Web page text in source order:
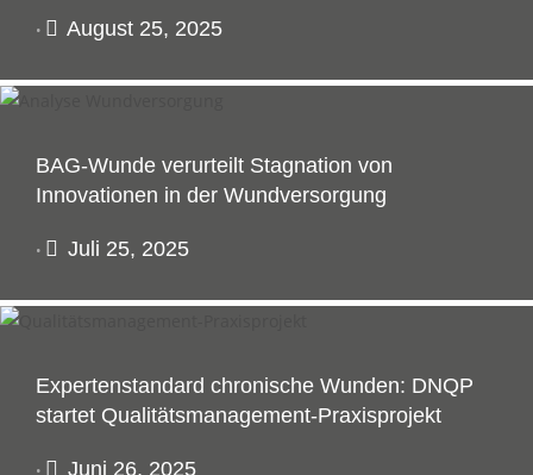
• August 25, 2025
BAG-Wunde verurteilt Stagnation von
Innovationen in der Wundversorgung
• Juli 25, 2025
Expertenstandard chronische Wunden: DNQP
startet Qualitätsmanagement-Praxisprojekt
• Juni 26, 2025